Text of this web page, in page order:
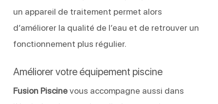
un appareil de traitement permet alors
d’améliorer la qualité de l’eau et de retrouver un
fonctionnement plus régulier.
Améliorer votre équipement piscine
Fusion Piscinevous accompagne aussi dans